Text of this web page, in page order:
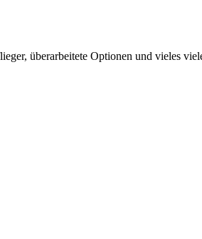
überarbeitete Optionen und vieles